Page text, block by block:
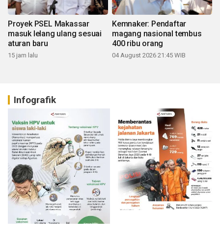
Proyek PSEL Makassar
masuk lelang ulang sesuai
aturan baru
15 jam lalu
Kemnaker: Pendaftar
magang nasional tembus
400 ribu orang
04 August 2026 21:45 WIB
Infografik